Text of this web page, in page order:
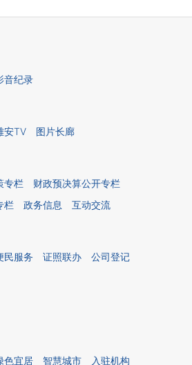
音纪录
安TV 图片长廊
专栏
财政预决算公开专栏
栏
政务信息 互动交流
民服务 证照联办
公司登记
色宜居 智慧城市 入驻机构